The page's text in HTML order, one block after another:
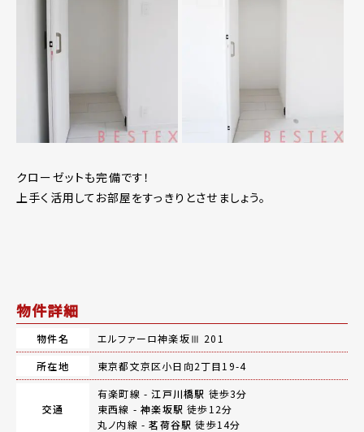
クローゼットも完備です！
上手く活用してお部屋をすっきりとさせましょう。
物件詳細
物件名
エルファーロ神楽坂Ⅲ 201
所在地
東京都文京区小日向2丁目19-4
交通
有楽町線 -江戸川橋駅 徒歩3分
東西線 -神楽坂駅 徒歩12分
丸ノ内線 -茗荷谷駅 徒歩14分